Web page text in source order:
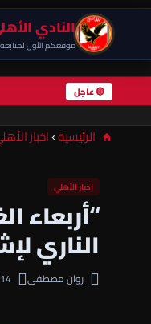
النادي
موقعكم الأول لمتابعة
🔴 عاجل
الرئيسية›اخبار
اخبار الأهلي
“أربعاء
الناري
روان مصطفى 14 أبريل، 2026